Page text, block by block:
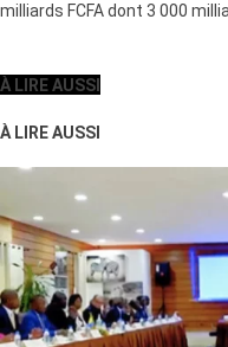
milliards FCFA dont 3 000
À LIRE AUSSI
À LIRE AUSSI